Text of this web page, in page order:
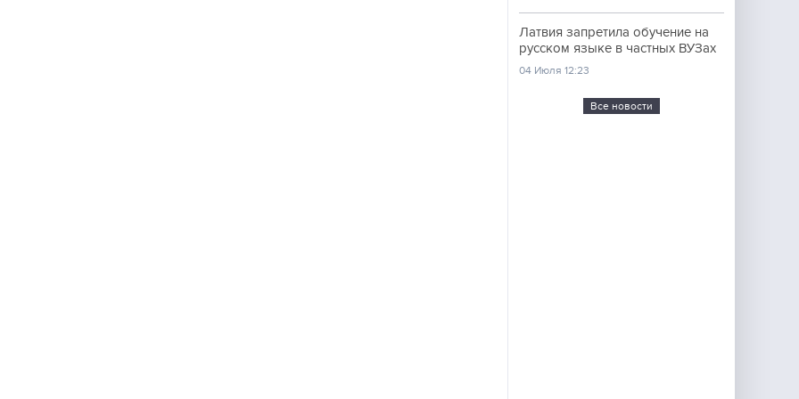
Латвия запретила обучение на
русском языке в частных ВУЗах
04 Июля 12:23
Все новости